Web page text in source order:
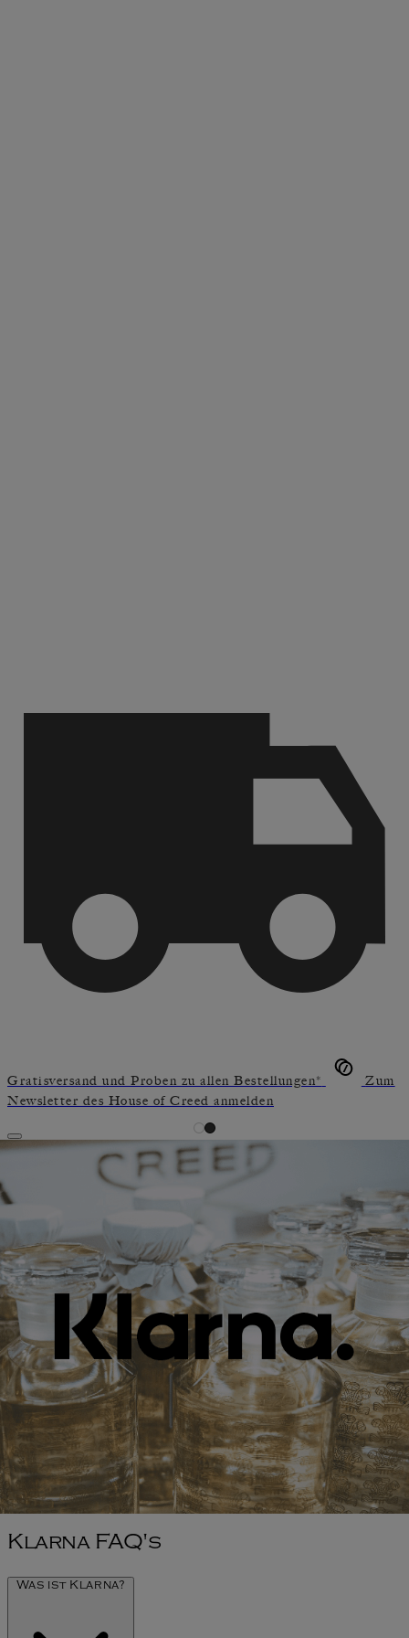
Gratisversand und Proben zu allen Bestellungen*
Zum
Newsletter des House of Creed anmelden
Klarna FAQ's
Was ist Klarna?